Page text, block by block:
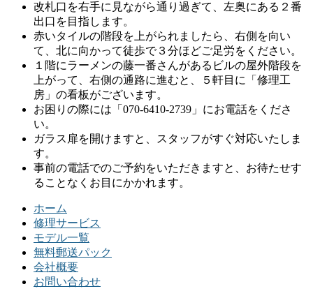
改札口を右手に見ながら通り過ぎて、左奥にある２番
出口を目指します。
赤いタイルの階段を上がられましたら、右側を向い
て、北に向かって徒歩で３分ほどご足労をください。
１階にラーメンの藤一番さんがあるビルの屋外階段を
上がって、右側の通路に進むと、５軒目に「修理工
房」の看板がございます。
お困りの際には「070-6410-2739」にお電話をくださ
い。
ガラス扉を開けますと、スタッフがすぐ対応いたしま
す。
事前の電話でのご予約をいただきますと、お待たせす
ることなくお目にかかれます。
ホーム
修理サービス
モデル一覧
無料郵送パック
会社概要
お問い合わせ